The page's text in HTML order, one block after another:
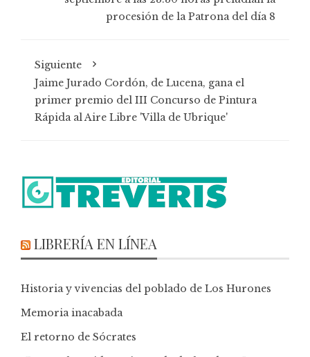
procesión de la Patrona del día 8
Siguiente
Jaime Jurado Cordón, de Lucena, gana el
primer premio del III Concurso de Pintura
Rápida al Aire Libre 'Villa de Ubrique'
LIBRERÍA EN LÍNEA
Historia y vivencias del poblado de Los Hurones
Memoria inacabada
El retorno de Sócrates